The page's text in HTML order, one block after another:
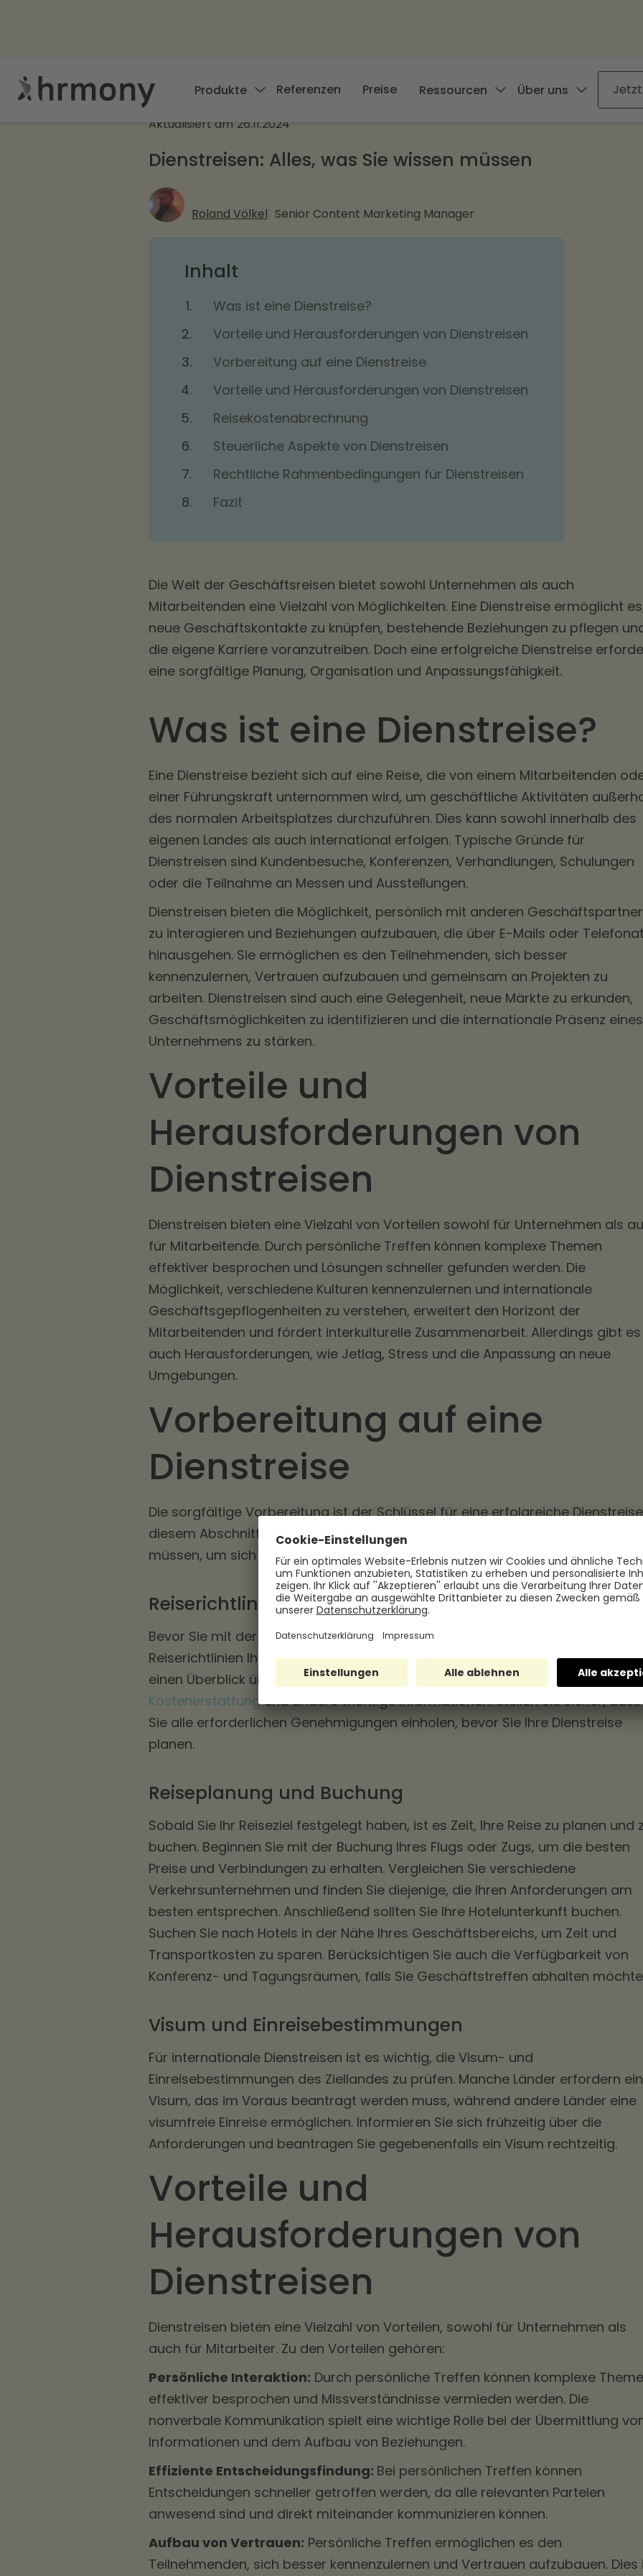
Produkte Referenzen Preise Ressourcen Über uns
Aktualisiert am 26.11.2024
Dienstreisen: Alles, was Sie wissen müssen
Roland Völkel Senior Content Marketing Manager
Inhalt
Was ist eine Dienstreise?
Vorteile und Herausforderungen von Dienstreisen
Vorbereitung auf eine Dienstreise
Vorteile und Herausforderungen von Dienstreisen
Reisekostenabrechnung
Steuerliche Aspekte von Dienstreisen
Rechtliche Rahmenbedingungen für Dienstreisen
Fazit
Die Welt der Geschäftsreisen bietet sowohl Unternehmen als auch
Mitarbeitenden eine Vielzahl von Möglichkeiten. Eine Dienstreise ermöglicht
neue Geschäftskontakte zu knüpfen, bestehende Beziehungen zu pflegen
die eigene Karriere voranzutreiben. Doch eine erfolgreiche Dienstreise
eine sorgfältige Planung, Organisation und Anpassungsfähigkeit.
Was ist eine Dienstreise?
Eine Dienstreise bezieht sich auf eine Reise, die von einem Mitarbeitenden
einer Führungskraft unternommen wird, um geschäftliche Aktivitäten
des normalen Arbeitsplatzes durchzuführen. Dies kann sowohl innerhalb des
eigenen Landes als auch international erfolgen. Typische Gründe für
Dienstreisen sind Kundenbesuche, Konferenzen, Verhandlungen, Schulungen
oder die Teilnahme an Messen und Ausstellungen.
Dienstreisen bieten die Möglichkeit, persönlich mit anderen
zu interagieren und Beziehungen aufzubauen, die über E-Mails oder
hinausgehen. Sie ermöglichen es den Teilnehmenden, sich besser
kennenzulernen, Vertrauen aufzubauen und gemeinsam an Projekten zu
arbeiten. Dienstreisen sind auch eine Gelegenheit, neue Märkte zu erkunden,
Geschäftsmöglichkeiten zu identifizieren und die internationale Präsenz eines
Unternehmens zu stärken.
Vorteile und
Herausforderungen von
Dienstreisen
Dienstreisen bieten eine Vielzahl von Vorteilen sowohl für Unternehmen als
für Mitarbeitende. Durch persönliche Treffen können komplexe Themen
effektiver besprochen und Lösungen schneller gefunden werden. Die
Möglichkeit, verschiedene Kulturen kennenzulernen und internationale
Geschäftsgepflogenheiten zu verstehen, erweitert den Horizont der
Mitarbeitenden und fördert interkulturelle Zusammenarbeit. Allerdings gibt es
auch Herausforderungen, wie Jetlag, Stress und die Anpassung an neue
Umgebungen.
Vorbereitung auf eine
Dienstreise
Die sorgfältige Vorbereitung ist der Schlüssel für eine erfolgreiche
diesem Abschnitt werden wir Ihnen zeigen, welche Schritte Sie unternehmen
müssen, um sich optimal auf Ihre Reise vorzubereiten.
Reiserichtlinien und Genehmigungen
Bevor Sie mit der Planung Ihrer Dienstreise beginnen, ist es wichtig, die
Reiserichtlinien Ihres Unternehmens zu kennen. Diese Richtlinien geben Ihnen
einen Überblick über die erlaubten Reiseziele, die maximale Reisedauer, die
Kostenerstattungund andere wichtige Informationen. Stellen Sie sicher, dass
Sie alle erforderlichen Genehmigungen einholen, bevor Sie Ihre Dienstreise
planen.
Reiseplanung und Buchung
Sobald Sie Ihr Reiseziel festgelegt haben, ist es Zeit, Ihre Reise zu planen und
buchen. Beginnen Sie mit der Buchung Ihres Flugs oder Zugs, um die besten
Preise und Verbindungen zu erhalten. Vergleichen Sie verschiedene
Verkehrsunternehmen und finden Sie diejenige, die Ihren Anforderungen am
besten entsprechen. Anschließend sollten Sie Ihre Hotelunterkunft buchen.
Suchen Sie nach Hotels in der Nähe Ihres Geschäftsbereichs, um Zeit und
Transportkosten zu sparen. Berücksichtigen Sie auch die Verfügbarkeit von
Konferenz- und Tagungsräumen, falls Sie Geschäftstreffen abhalten
Visum und Einreisebestimmungen
Für internationale Dienstreisen ist es wichtig, die Visum- und
Einreisebestimmungen des Ziellandes zu prüfen. Manche Länder erfordern ein
Visum, das im Voraus beantragt werden muss, während andere Länder eine
visumfreie Einreise ermöglichen. Informieren Sie sich frühzeitig über die
Anforderungen und beantragen Sie gegebenenfalls ein Visum rechtzeitig.
Vorteile und
Herausforderungen von
Dienstreisen
Dienstreisen bieten eine Vielzahl von Vorteilen, sowohl für Unternehmen als
auch für Mitarbeiter. Zu den Vorteilen gehören:
Persönliche Interaktion: Durch persönliche Treffen können komplexe
effektiver besprochen und Missverständnisse vermieden werden. Die
nonverbale Kommunikation spielt eine wichtige Rolle bei der Übermittlung
Informationen und dem Aufbau von Beziehungen.
Effiziente Entscheidungsfindung: Bei persönlichen Treffen können
Entscheidungen schneller getroffen werden, da alle relevanten Parteien
anwesend sind und direkt miteinander kommunizieren können.
Aufbau von Vertrauen: Persönliche Treffen ermöglichen es den
Teilnehmenden, sich besser kennenzulernen und Vertrauen aufzubauen. Dies